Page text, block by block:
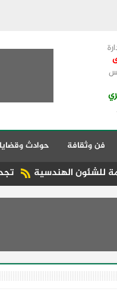
فن وثقافة حوادث وقضايا
تجديد تكليف الشيخ